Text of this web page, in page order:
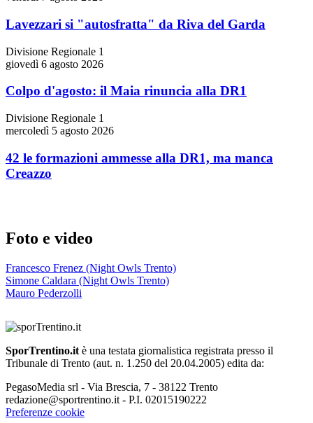
Lavezzari si "autosfratta" da Riva del Garda
Divisione Regionale 1
giovedì 6 agosto 2026
Colpo d'agosto: il Maia rinuncia alla DR1
Divisione Regionale 1
mercoledì 5 agosto 2026
42 le formazioni ammesse alla DR1, ma manca
Creazzo
Foto e video
Francesco Frenez (Night Owls Trento)
Simone Caldara (Night Owls Trento)
Mauro Pederzolli
SporTrentino.it è una testata giornalistica registrata presso il
Tribunale di Trento (aut. n. 1.250 del 20.04.2005) edita da:
PegasoMedia srl - Via Brescia, 7 - 38122 Trento
redazione@sportrentino.it - P.I. 02015190222
Preferenze cookie